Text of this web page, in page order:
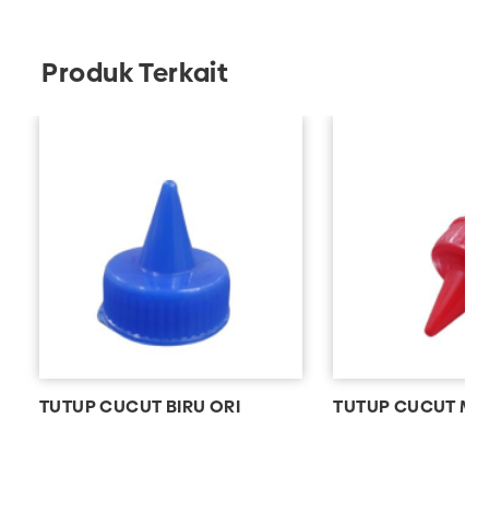
Produk Terkait
TUTUP CUCUT BIRU ORI TUTUP CUCUT